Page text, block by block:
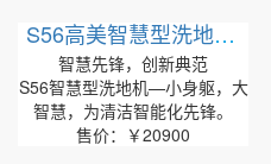
S56高美智慧型洗地机|
手推式洗地机
智慧先锋，创新典范
S56智慧型洗地机—小身躯，大
智慧，为清洁智能化先锋。
售价：￥20900